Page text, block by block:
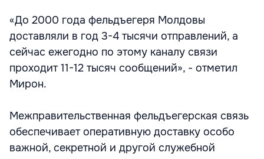
«До 2000 года фельдъегеря Молдовы
доставляли в год 3-4 тысячи отправлений, а
сейчас ежегодно по этому каналу связи
проходит 11-12 тысяч сообщений», - отметил
Мирон.
Межправительственная фельдъегерская связь
обеспечивает оперативную доставку особо
важной, секретной и другой служебной